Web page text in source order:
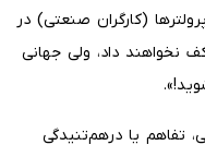
(کارگران صنعتی) در
نخواهند داد، ولی جهانی
تفاهم یا درهم‌تنیدگی